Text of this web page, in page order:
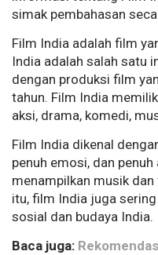
simak pembahasan
Film India adalah film
India adalah salah satu
dengan produksi film
tahun. Film India
aksi, drama, komedi,
Film India dikenal
penuh emosi, dan
menampilkan musik
itu, film India juga
sosial dan budaya India.
Baca juga: